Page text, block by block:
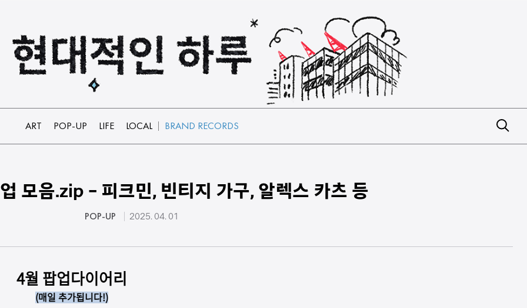
ART POP-UP LIFE LOCAL BRAND RECORDS
모음.zip - 피크민, 빈티지 가구, 알렉스 카츠 등
POP-UP 2025. 04. 01
4월 팝업다이어리
(매일 추가됩니다!)